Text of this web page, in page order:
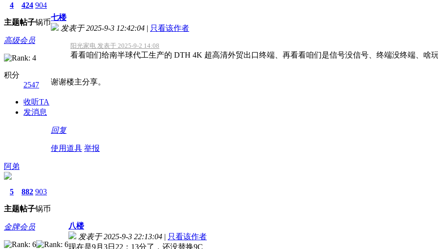
4
主题
424
帖子
904
锅币
高级会员
积分
2547
收听TA
发消息
七楼
发表于 2025-9-3 12:42:04 | 只看该作者
阳光家电 发表于 2025-9-2 14:08
看看咱们给南半球代工生产的 DTH 4K 超高清外贸出口终端、再看看咱们是信号没信号、终端没终端、啥
谢谢楼主分享。
回复
使用道具 举报
阿弟
5
主题
882
帖子
903
锅币
金牌会员
八楼
发表于 2025-9-3 22:13:04 | 只看该作者
现在是9月3日22：13分了，还没替换9C